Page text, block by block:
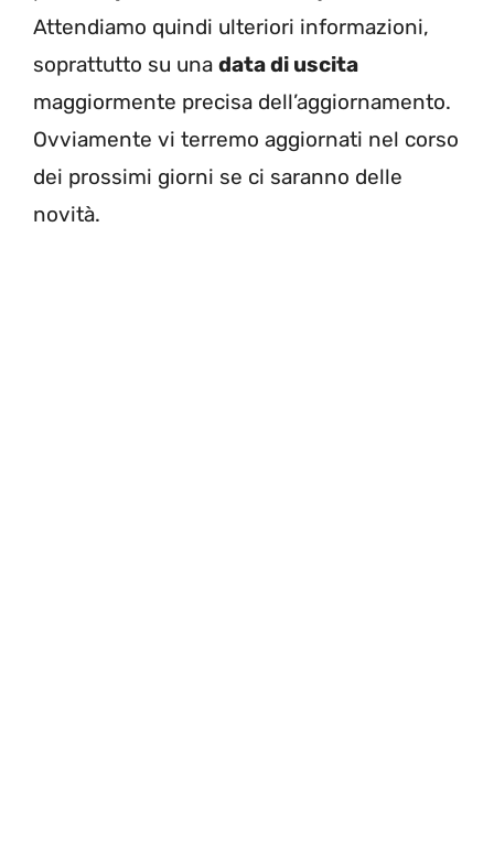
Attendiamo quindi ulteriori informazioni,
soprattutto su una data di uscita
maggiormente precisa dell’aggiornamento.
Ovviamente vi terremo aggiornati nel corso
dei prossimi giorni se ci saranno delle
novità.